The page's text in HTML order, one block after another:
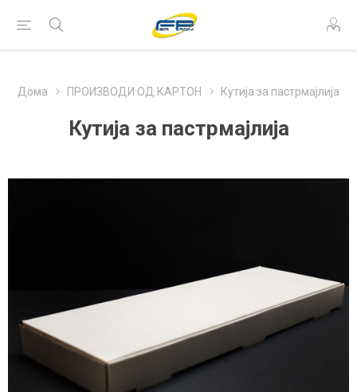
Дома ПРОИЗВОДИ ОД КАРТОН Кутија за пастрмајлија
Кутија за пастрмајлија